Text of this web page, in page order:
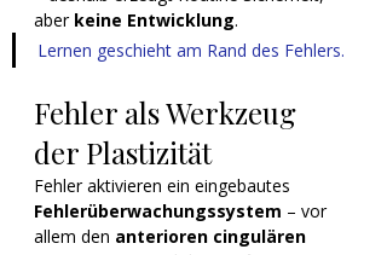
aber keine Entwicklung.
Lernen geschieht am Rand des Fehlers.
Fehler als Werkzeug
der Plastizität
Fehler aktivieren ein eingebautes
Fehlerüberwachungssystem – vor
allem den anterioren cingulären